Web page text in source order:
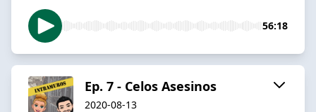
56:18
Ep. 7 - Celos Asesinos
2020-08-13